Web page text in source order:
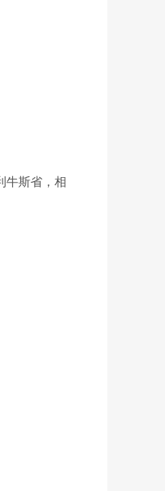
牛斯省，相